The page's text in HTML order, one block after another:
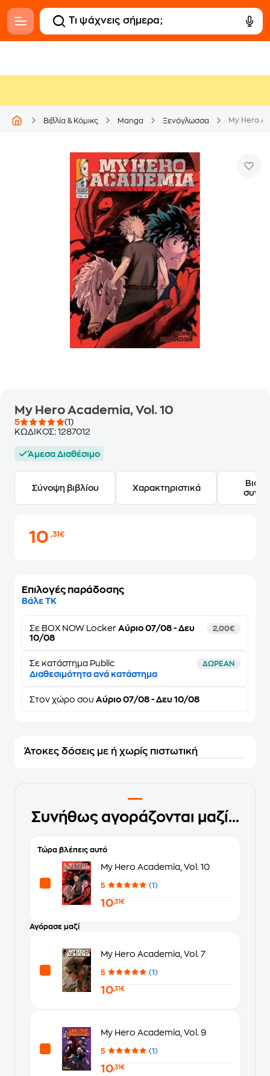
Βιβλία & Κόμικς Manga Ξενόγλωσσα My Hero
My Hero Academia, Vol. 10
5
(1)
ΚΩΔΙΚΟΣ: 1287012
Άμεσα Διαθέσιμο
Σύνοψη βιβλίου Χαρακτηριστικά
10,31€
Επιλογές παράδοσης
Βάλε ΤΚ
Σε BOX NOW Locker Αύριο 07/08 - Δευ
10/08
2,00€
Σε κατάστημα Public ΔΩΡΕΑΝ
Διαθεσιμότητα ανά κατάστημα
Στον χώρο σου Αύριο 07/08 - Δευ 10/08
Άτοκες δόσεις με ή χωρίς πιστωτική
Συνήθως αγοράζονται μαζί...
Τώρα βλέπεις αυτό
My Hero Academia, Vol. 10
5 (1)
10,31€
Αγόρασε μαζί
My Hero Academia, Vol. 7
5 (1)
10,31€
My Hero Academia, Vol. 9
5 (1)
10,31€